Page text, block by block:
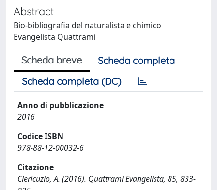
Abstract
Bio-bibliografia del naturalista e chimico
Evangelista Quattrami
Scheda breve
Scheda completa
Scheda completa (DC)
Anno di pubblicazione
2016
Codice ISBN
978-88-12-00032-6
Citazione
Clericuzio, A. (2016). Quattrami Evangelista, 85, 833-